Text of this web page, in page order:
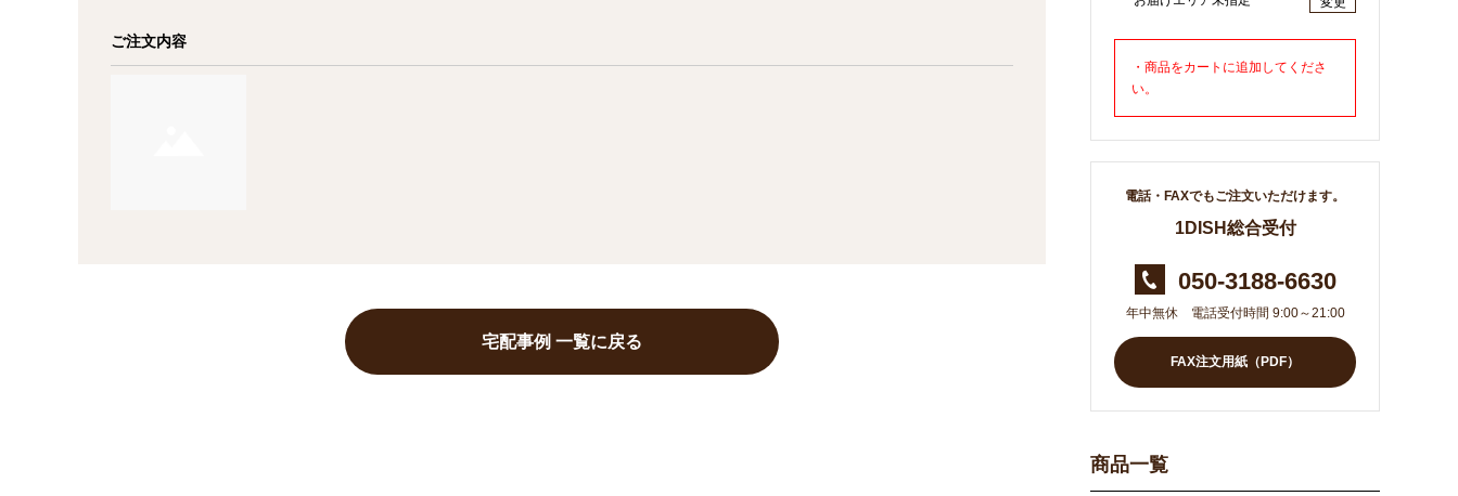
ご注文内容
宅配事例 一覧に戻る
・商品をカートに追加してくださ
い。
電話・FAXでもご注文いただけます。
1DISH総合受付
050-3188-6630
年中無休 電話受付時間 9:00～21:00
FAX注文用紙（PDF）
商品一覧